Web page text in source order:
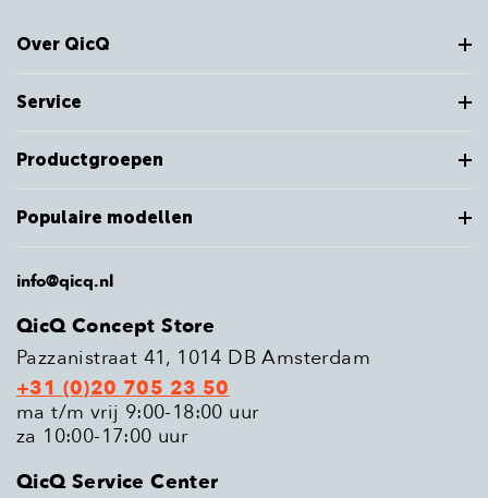
Over QicQ
Service
Productgroepen
Populaire modellen
info@qicq.nl
QicQ Concept Store
Pazzanistraat 41, 1014 DB Amsterdam
+31 (0)20 705 23 50
ma t/m vrij 9:00-18:00 uur
za 10:00-17:00 uur
QicQ Service Center